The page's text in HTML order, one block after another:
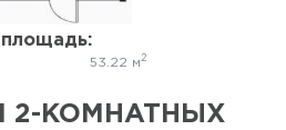
53.22 м 2
2-КОМНАТНЫХ